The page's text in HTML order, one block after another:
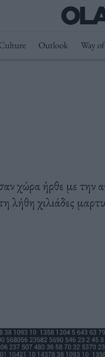
Outlook Way
χώρα ήρθε με την
λήθη χιλιάδες